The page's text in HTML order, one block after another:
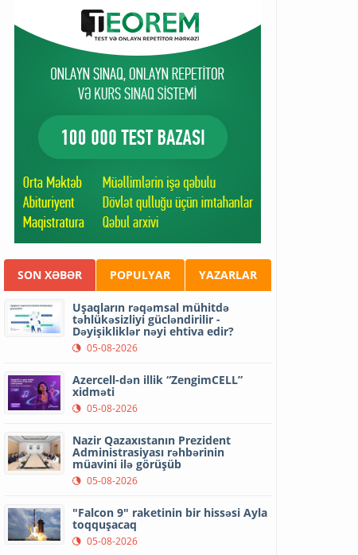
SON XƏBƏR POPULYAR YAZARLAR
Uşaqların rəqəmsal mühitdə
təhlükəsizliyi gücləndirilir -
Dəyişikliklər nəyi ehtiva edir?
05-08-2026
Azercell-dən illik “ZengimCELL”
xidməti
05-08-2026
Nazir Qazaxıstanın Prezident
Administrasiyası rəhbərinin
müavini ilə görüşüb
05-08-2026
"Falcon 9" raketinin bir hissəsi Ayla
toqquşacaq
05-08-2026